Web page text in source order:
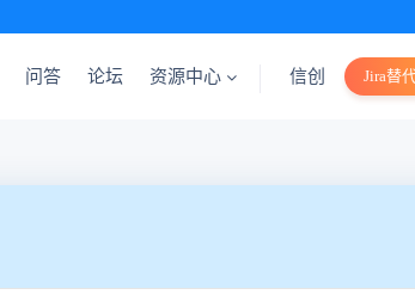
问答 论坛 资源中心 信创 Jira替